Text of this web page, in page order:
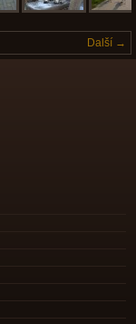
Další →